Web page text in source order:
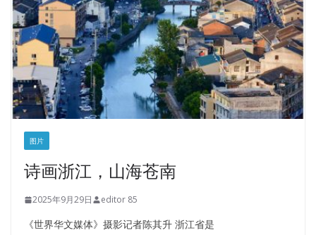
图片
诗画浙江，山海苍南
2025年9月29日 editor 85
《世界华文媒体》摄影记者陈其升 浙江省是